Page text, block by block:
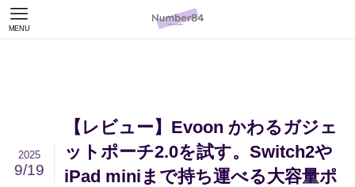
MENU
【レビュー】Evoon かわるガジェ
ットポーチ2.0を試す。Switch2や
iPad miniまで持ち運べる大容量ポ
2025
9/19